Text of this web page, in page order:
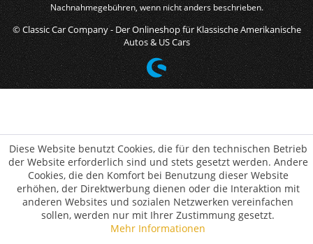
Nachnahmegebühren, wenn nicht anders beschrieben.
© Classic Car Company - Der Onlineshop für Klassische Amerikanische
Autos & US Cars
Diese Website benutzt Cookies, die für den technischen Betrieb
der Website erforderlich sind und stets gesetzt werden. Andere
Cookies, die den Komfort bei Benutzung dieser Website
erhöhen, der Direktwerbung dienen oder die Interaktion mit
anderen Websites und sozialen Netzwerken vereinfachen
sollen, werden nur mit Ihrer Zustimmung gesetzt.
Mehr Informationen